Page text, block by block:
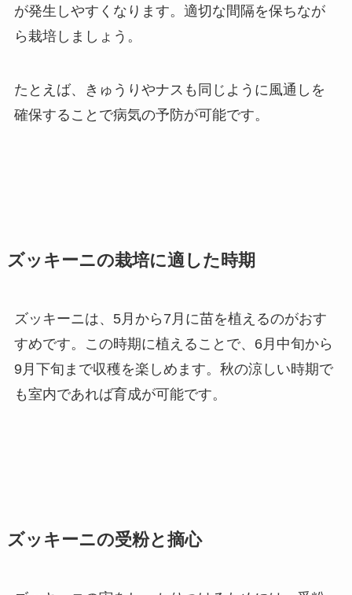
が発生しやすくなります。適切な間隔を保ちなが
ら栽培しましょう。
たとえば、きゅうりやナスも同じように風通しを
確保することで病気の予防が可能です。
ズッキーニの栽培に適した時期
ズッキーニは、5月から7月に苗を植えるのがおす
すめです。この時期に植えることで、6月中旬から
9月下旬まで収穫を楽しめます。秋の涼しい時期で
も室内であれば育成が可能です。
ズッキーニの受粉と摘心